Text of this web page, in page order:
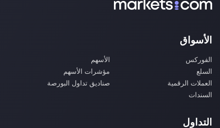
الأسواق
الفوركس
الأسهم
السلع
مؤشرات الأسهم
العملات الرقمية
صناديق تداول البورصة
السندات
التداول